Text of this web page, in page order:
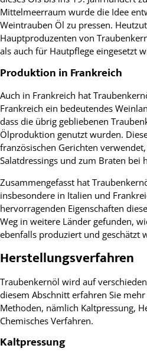
Mittelmeerraum wurde die Idee
Weintrauben Öl zu pressen.
Hauptproduzenten von
als auch für Hautpflege eingesetzt
Produktion in Frankreich
Auch in Frankreich hat
Frankreich ein bedeutendes
dass die übrig gebliebenen
Ölproduktion genutzt wurden.
französischen Gerichten
Salatdressings und zum Braten bei
Zusammengefasst hat
insbesondere in Italien und
hervorragenden Eigenschaften
Weg in weitere Länder gefunden,
ebenfalls produziert und geschätzt
Herstellungsverfahren
Traubenkernöl wird auf
diesem Abschnitt erfahren Sie
Methoden, nämlich Kaltpressung,
Chemisches Verfahren.
Kaltpressung